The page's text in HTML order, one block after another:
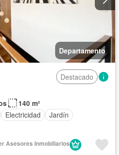
Departamento
Destacado
140 m²
Electricidad
Jardín
Asesores Inmobiliarios